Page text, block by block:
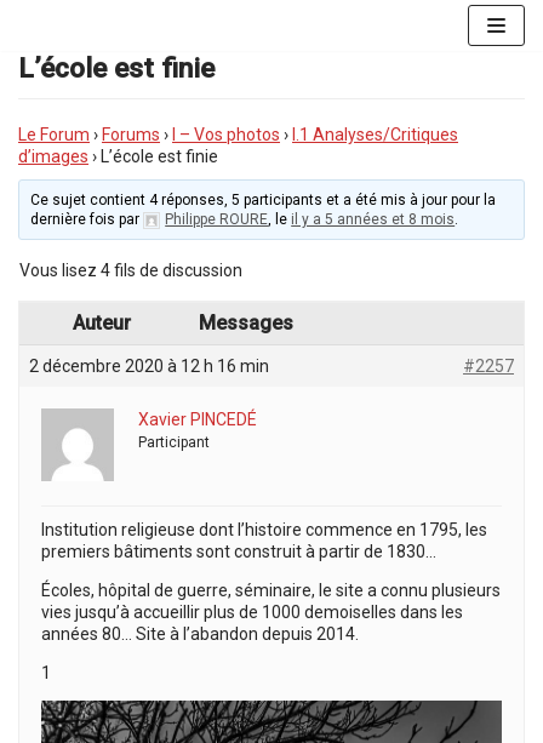
au
contenu
L’école est finie
Le Forum › Forums › I – Vos photos ›
I.1 Analyses/Critiques
d’images › L’école est finie
Ce sujet contient 4 réponses, 5 participants et a été mis à jour pour la
dernière fois par
Philippe ROURE, le il y a 5 années et 8 mois.
Vous lisez 4 fils de discussion
Auteur Messages
2 décembre 2020 à 12 h 16 min #2257
Xavier PINCEDÉ
Participant
Institution religieuse dont l’histoire commence en 1795, les
premiers bâtiments sont construit à partir de 1830…
Écoles, hôpital de guerre, séminaire, le site a connu plusieurs
vies jusqu’à accueillir plus de 1000 demoiselles dans les
années 80… Site à l’abandon depuis 2014.
1